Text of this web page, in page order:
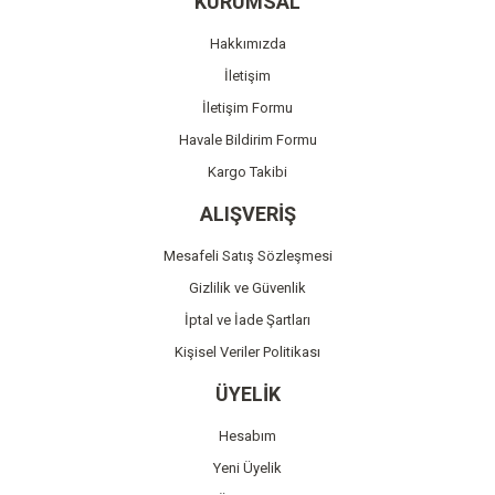
Ürün bilgilerinde hatalar bulunuyor.
Ürün fiyatı diğer sitelerden daha pahalı.
Bu ürüne benzer farklı alternatifler olmalı.
Gönder
Hakkımızda
İletişim
İletişim Formu
Havale Bildirim Formu
Kargo Takibi
ALIŞVERİŞ
Mesafeli Satış Sözleşmesi
Gizlilik ve Güvenlik
İptal ve İade Şartları
Kişisel Veriler Politikası
ÜYELİK
Hesabım
Yeni Üyelik